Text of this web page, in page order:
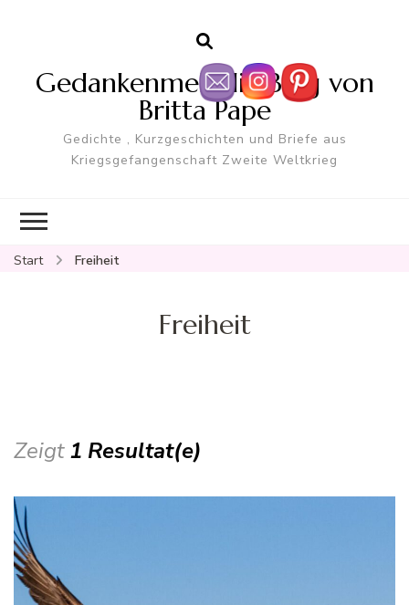
Gedankenmelodie Blog von
Britta Pape
Gedichte , Kurzgeschichten und Briefe aus
Kriegsgefangenschaft Zweite Weltkrieg
Start Freiheit
Freiheit
Zeigt1 Resultat(e)